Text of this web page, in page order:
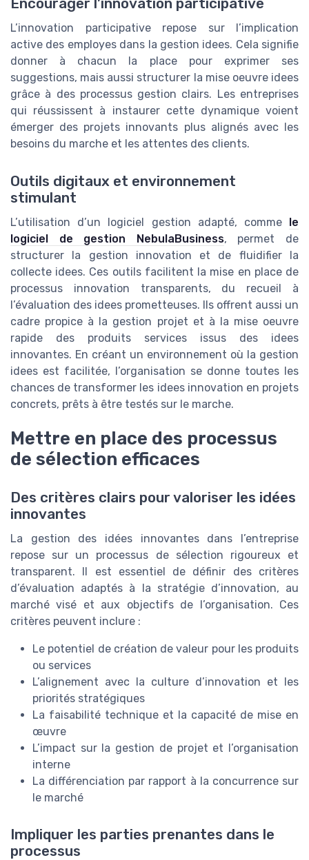
Encourager l’innovation participative
L’innovation participative repose sur l’implication
active des employes dans la gestion idees. Cela signifie
donner à chacun la place pour exprimer ses
suggestions, mais aussi structurer la mise oeuvre idees
grâce à des processus gestion clairs. Les entreprises
qui réussissent à instaurer cette dynamique voient
émerger des projets innovants plus alignés avec les
besoins du marche et les attentes des clients.
Outils digitaux et environnement
stimulant
L’utilisation d’un logiciel gestion adapté, comme le
logiciel de gestion NebulaBusiness, permet de
structurer la gestion innovation et de fluidifier la
collecte idees. Ces outils facilitent la mise en place de
processus innovation transparents, du recueil à
l’évaluation des idees prometteuses. Ils offrent aussi un
cadre propice à la gestion projet et à la mise oeuvre
rapide des produits services issus des idees
innovantes. En créant un environnement où la gestion
idees est facilitée, l’organisation se donne toutes les
chances de transformer les idees innovation en projets
concrets, prêts à être testés sur le marche.
Mettre en place des processus
de sélection efficaces
Des critères clairs pour valoriser les idées
innovantes
La gestion des idées innovantes dans l’entreprise
repose sur un processus de sélection rigoureux et
transparent. Il est essentiel de définir des critères
d’évaluation adaptés à la stratégie d’innovation, au
marché visé et aux objectifs de l’organisation. Ces
critères peuvent inclure :
Le potentiel de création de valeur pour les produits
ou services
L’alignement avec la culture d’innovation et les
priorités stratégiques
La faisabilité technique et la capacité de mise en
œuvre
L’impact sur la gestion de projet et l’organisation
interne
La différenciation par rapport à la concurrence sur
le marché
Impliquer les parties prenantes dans le
processus